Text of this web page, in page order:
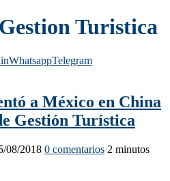
Turistica
WhatsappTelegram
a México en China
Gestión Turística
08/2018 0 comentarios 2 minutos